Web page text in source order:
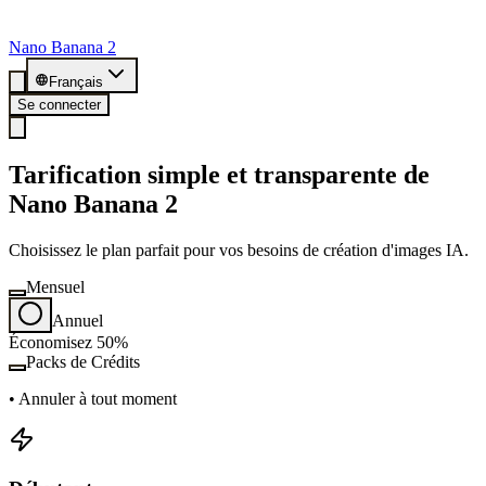
Nano Banana 2
Français
Se connecter
Tarification simple et transparente de
Nano Banana 2
Choisissez le plan parfait pour vos besoins de création d'images IA.
Mensuel
Annuel
Économisez 50%
Packs de Crédits
• Annuler à tout moment